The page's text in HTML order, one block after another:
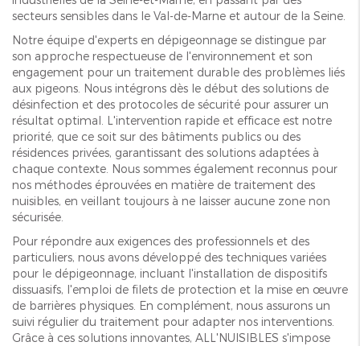
secteurs sensibles dans le Val-de-Marne et autour de la Seine.
Notre équipe d'experts en dépigeonnage se distingue par
son approche respectueuse de l'environnement et son
engagement pour un traitement durable des problèmes liés
aux pigeons. Nous intégrons dès le début des solutions de
désinfection et des protocoles de sécurité pour assurer un
résultat optimal. L'intervention rapide et efficace est notre
priorité, que ce soit sur des bâtiments publics ou des
résidences privées, garantissant des solutions adaptées à
chaque contexte. Nous sommes également reconnus pour
nos méthodes éprouvées en matière de traitement des
nuisibles, en veillant toujours à ne laisser aucune zone non
sécurisée.
Pour répondre aux exigences des professionnels et des
particuliers, nous avons développé des techniques variées
pour le dépigeonnage, incluant l'installation de dispositifs
dissuasifs, l'emploi de filets de protection et la mise en œuvre
de barrières physiques. En complément, nous assurons un
suivi régulier du traitement pour adapter nos interventions.
Grâce à ces solutions innovantes, ALL'NUISIBLES s'impose